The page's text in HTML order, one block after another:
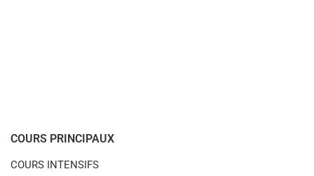
COURS PRINCIPAUX
COURS INTENSIFS